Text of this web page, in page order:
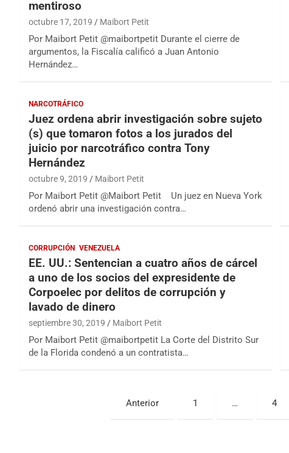
mentiroso
octubre 17, 2019 Maibort Petit
Por Maibort Petit @maibortpetit Durante el cierre de
argumentos, la Fiscalía calificó a Juan Antonio
Hernández…
NARCOTRÁFICO
Juez ordena abrir investigación sobre sujeto
(s) que tomaron fotos a los jurados del
juicio por narcotráfico contra Tony
Hernández
octubre 9, 2019 Maibort Petit
Por Maibort Petit @Maibort Petit Un juez en Nueva York
ordenó abrir una investigación contra…
CORRUPCIÓN VENEZUELA
EE. UU.: Sentencian a cuatro años de cárcel
a uno de los socios del expresidente de
Corpoelec por delitos de corrupción y
lavado de dinero
septiembre 30, 2019 Maibort Petit
Por Maibort Petit @maibortpetit La Corte del Distrito Sur
de la Florida condenó a un contratista…
Anterior 1 … 4